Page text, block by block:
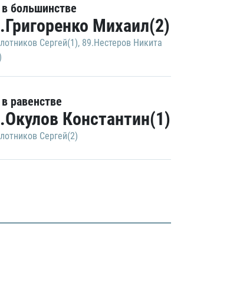
в большинстве
Михаил(2)
Сергей(1), 89.Нестеров Никита
равенстве
Константин(1)
Сергей(2)